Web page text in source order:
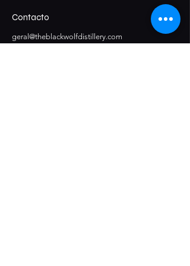
Contacto
geral@theblackwolfdistillery.com